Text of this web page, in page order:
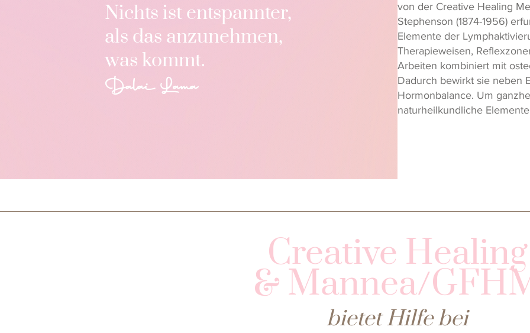
Nichts ist entspannter,
als das anzunehmen,
was kommt.
Dalai Lama
von der Creative Healing
Stephenson (1874-1956)
Elemente der
Therapieweisen,
Arbeiten kombiniert mit
Dadurch bewirkt sie neben
Hormonbalance. Um
naturheilkundliche
Creative Healing
& Mannea/
bietet Hilfe bei